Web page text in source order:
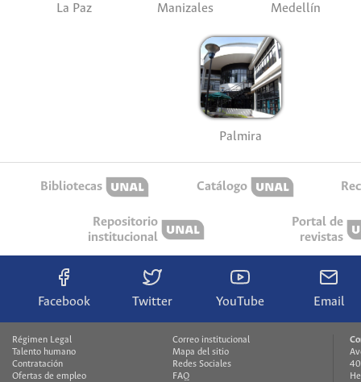
La Paz Manizales Medellín
Palmira
Bibliotecas Catálogo
Repositorio
institucional
Portal de
revistas
Facebook Twitter YouTube Email
Régimen Legal
Talento humano
Contratación
Ofertas de empleo
Correo institucional
Mapa del sitio
Redes Sociales
FAQ